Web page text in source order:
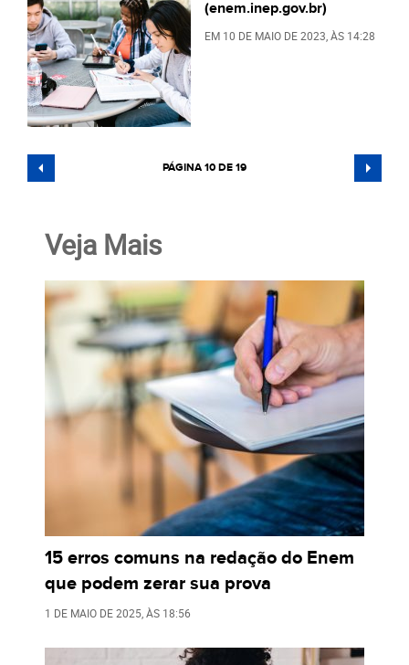
(enem.inep.gov.br)
EM 10 DE MAIO DE 2023 , ÀS 14:28
PÁGINA 10 DE 19
Veja Mais
15 erros comuns na redação do Enem
que podem zerar sua prova
1 DE MAIO DE 2025 , ÀS 18:56